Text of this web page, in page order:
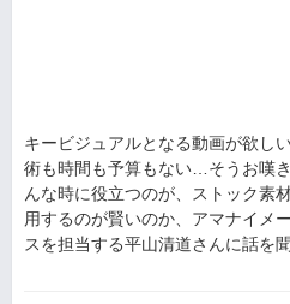
キービジュアルとなる動画が欲し
術も時間も予算もない…そうお嘆
んな時に役立つのが、ストック素
用するのが賢いのか、アマナイメ
スを担当する平山清道さんに話を聞